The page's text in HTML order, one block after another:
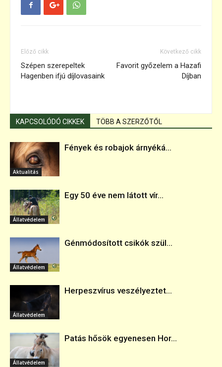
Előző cikk
Szépen szerepeltek
Hagenben ifjú díjlovasaink
Következő cikk
Favorit győzelem a Hazafi
Díjban
KAPCSOLÓDÓ CIKKEK TÖBB A SZERZŐTŐL
Aktualitás
Fények és robajok árnyéká...
Állatvédelem
Egy 50 éve nem látott vír...
Állatvédelem
Génmódosított csikók szül...
Állatvédelem
Herpeszvírus veszélyeztet...
Állatvédelem
Patás hősök egyenesen Hor...